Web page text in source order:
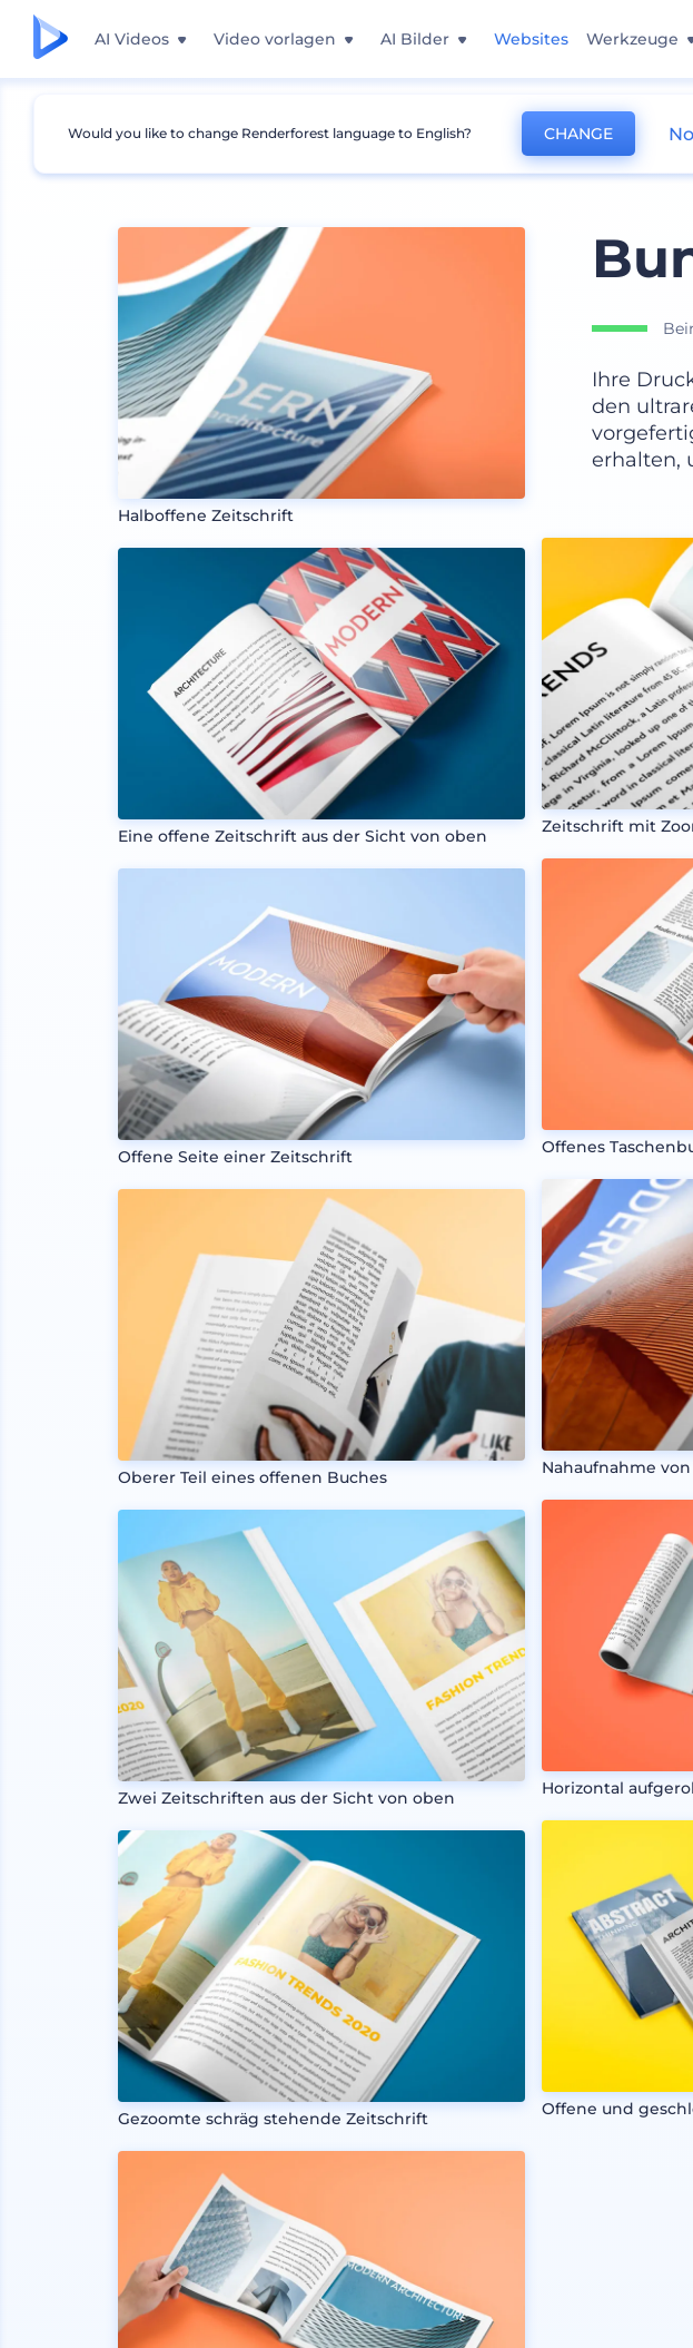
AI Videos Video vorlagen AI Bilder Websites Werkzeuge
Mockups Drucken Zeitschrift Mockup
Halboffene Zeitschrift
Eine offene Zeitschrift aus der Sicht von oben
Offene Seite einer Zeitschrift
Oberer Teil eines offenen Buches
Zwei Zeitschriften aus der Sicht von oben
Gezoomte schräg stehende Zeitschrift
Ihre
den
erhalten,
Zeitschrift mit
Offenes
Nahaufnahme
Horizontal
Offene und
Would you like to change Renderforest language to English? CHANGE